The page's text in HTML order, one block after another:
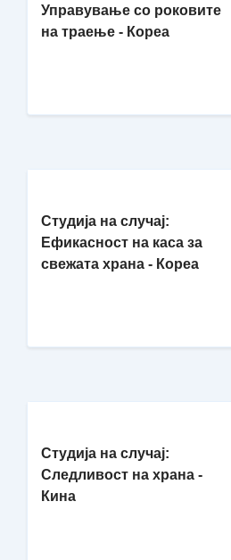
Управување со роковите
на траење - Кореа
Студија на случај:
Ефикасност на каса за
свежата храна - Кореа
Студија на случај:
Следливост на храна -
Кина